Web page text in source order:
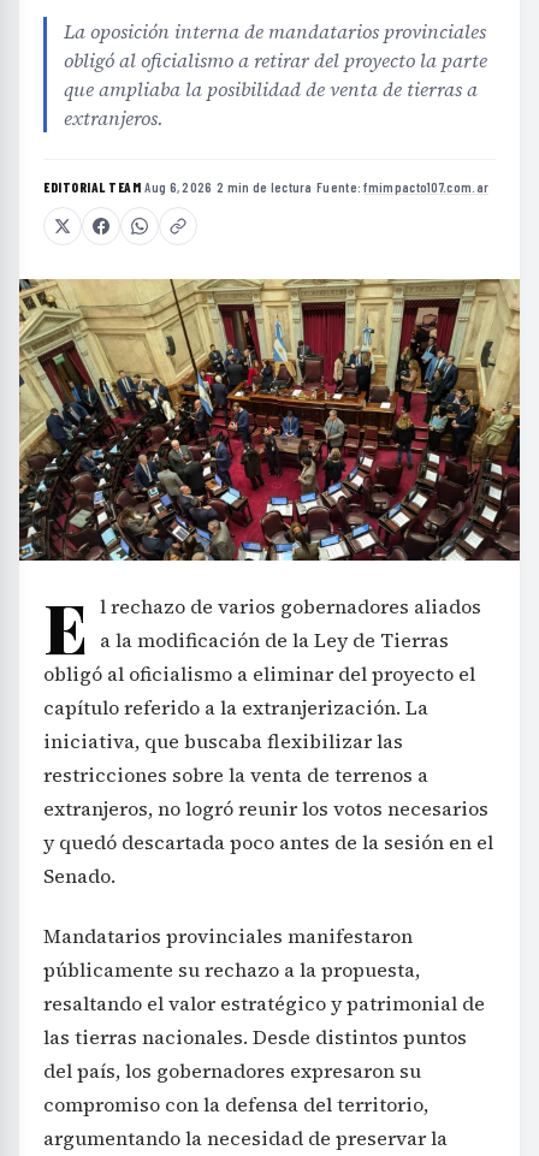
La oposición interna de mandatarios provinciales
obligó al oficialismo a retirar del proyecto la parte
que ampliaba la posibilidad de venta de tierras a
extranjeros.
EDITORIAL TEAM·Aug 6, 2026 ·2 min de lectura ·Fuente:fmimpacto107.com.ar
E l rechazo de varios gobernadores aliados
a la modificación de la Ley de Tierras
obligó al oficialismo a eliminar del proyecto el
capítulo referido a la extranjerización. La
iniciativa, que buscaba flexibilizar las
restricciones sobre la venta de terrenos a
extranjeros, no logró reunir los votos necesarios
y quedó descartada poco antes de la sesión en el
Senado.
Mandatarios provinciales manifestaron
públicamente su rechazo a la propuesta,
resaltando el valor estratégico y patrimonial de
las tierras nacionales. Desde distintos puntos
del país, los gobernadores expresaron su
compromiso con la defensa del territorio,
argumentando la necesidad de preservar la